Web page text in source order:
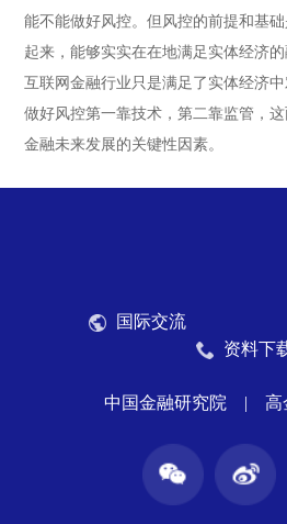
能不能做好风控。但风控的前提和基
起来，能够实实在在地满足实体经济
互联网金融行业只是满足了实体经济
做好风控第一靠技术，第二靠监管，
金融未来发展的关键性因素。
国际交流
资料下
中国金融研究院 | 高